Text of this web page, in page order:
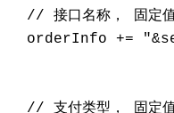
// 接口名称， 固定
orderInfo +=
// 支付类型， 固定